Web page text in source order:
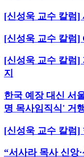
[신성욱 교수 칼럼]
[신성욱 교수 칼럼]
[신성욱 교수 칼럼]
지
한국 예장 대신 서
명 목사임직식' 거
[신성욱 교수 칼럼]
“서사라 목사 신앙